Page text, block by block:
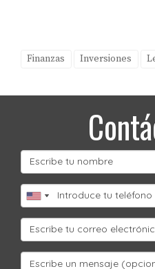
Finanzas Inversiones